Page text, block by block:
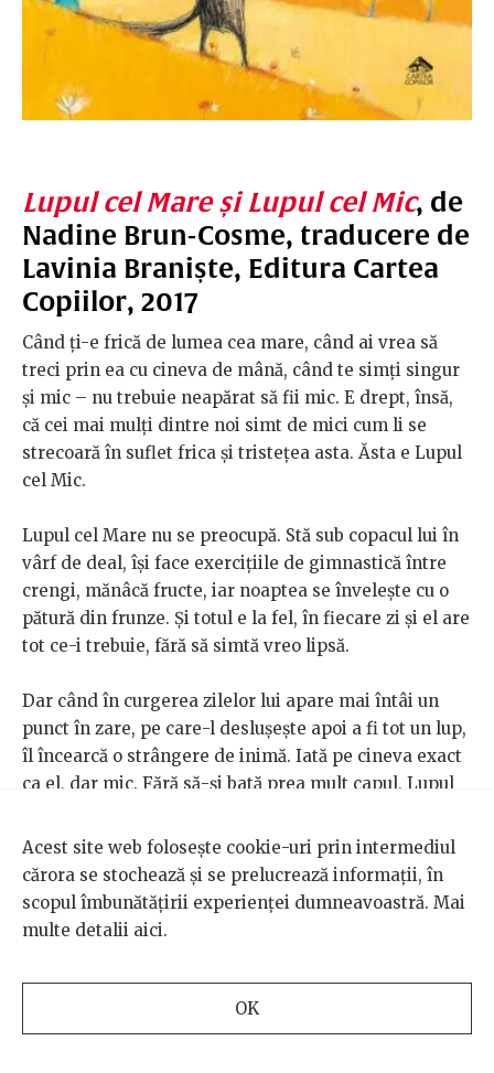
Lupul cel Mare și Lupul cel Mic, de
Nadine Brun-Cosme, traducere de
Lavinia Braniște, Editura Cartea
Copiilor, 2017
Când ți-e frică de lumea cea mare, când ai vrea să
treci prin ea cu cineva de mână, când te simți singur
și mic – nu trebuie neapărat să fii mic. E drept, însă,
că cei mai mulți dintre noi simt de mici cum li se
strecoară în suflet frica și tristețea asta. Ăsta e Lupul
cel Mic.
Lupul cel Mare nu se preocupă. Stă sub copacul lui în
vârf de deal, își face exercițiile de gimnastică între
crengi, mănâcă fructe, iar noaptea se învelește cu o
pătură din frunze. Și totul e la fel, în fiecare zi și el are
tot ce-i trebuie, fără să simtă vreo lipsă.
Dar când în curgerea zilelor lui apare mai întâi un
punct în zare, pe care-l deslușește apoi a fi tot un lup,
îl încearcă o strângere de inimă. Iată pe cineva exact
ca el, dar mic. Fără să-și bată prea mult capul, Lupul
câteva fructe și crengile pentru gimnastică. Dar apoi,
în seara zilei următoare, când cel mare se întoarce
din plimbare, cel mic – ia-l de unde nu-i.
pierdere și regăsire. Dar, poate cel mai important, e
despre cum poți să faci loc să se scurgă în inimă mai
Acest site web folosește cookie-uri prin intermediul
cărora se stochează și se prelucrează informații, în
scopul îmbunătățirii experienței dumneavoastră. Mai
multe detalii aici.
OK